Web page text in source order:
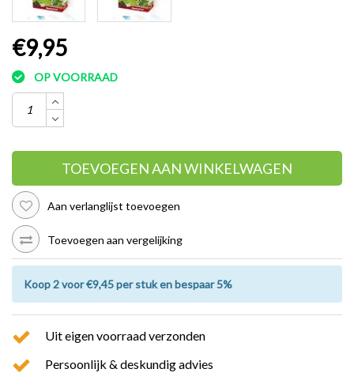
€9,95
OP VOORRAAD
TOEVOEGEN AAN WINKELWAGEN
Aan verlanglijst toevoegen
Toevoegen aan vergelijking
Koop 2 voor €9,45 per stuk en bespaar 5%
Uit eigen voorraad verzonden
Persoonlijk & deskundig advies